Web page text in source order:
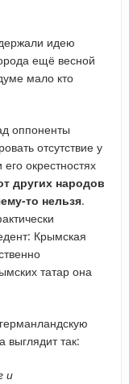
идею
ещё весной
мало кто
оппоненты
отсутствие у
окрестностях
других народов
то нельзя.
Крымская
татар она
так:
и